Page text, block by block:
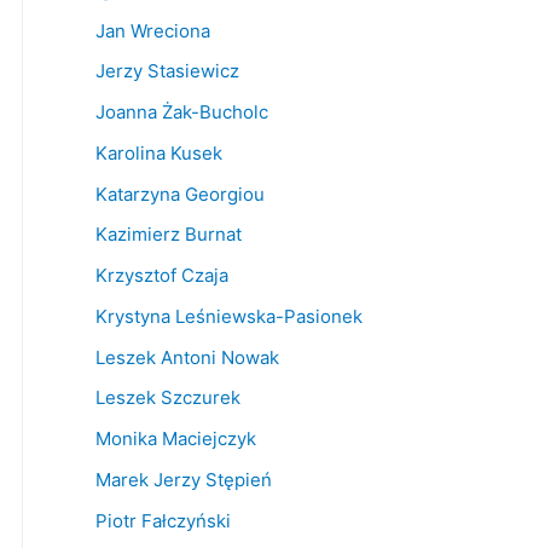
Jan Wreciona
Jerzy Stasiewicz
Joanna Żak-Bucholc
Karolina Kusek
Katarzyna Georgiou
Kazimierz Burnat
Krzysztof Czaja
Krystyna Leśniewska-Pasionek
Leszek Antoni Nowak
Leszek Szczurek
Monika Maciejczyk
Marek Jerzy Stępień
Piotr Fałczyński